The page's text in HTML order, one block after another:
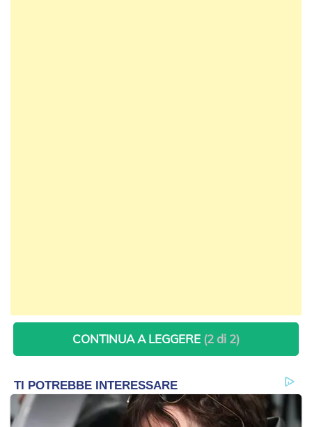
CONTINUA A LEGGERE (2 di 2)